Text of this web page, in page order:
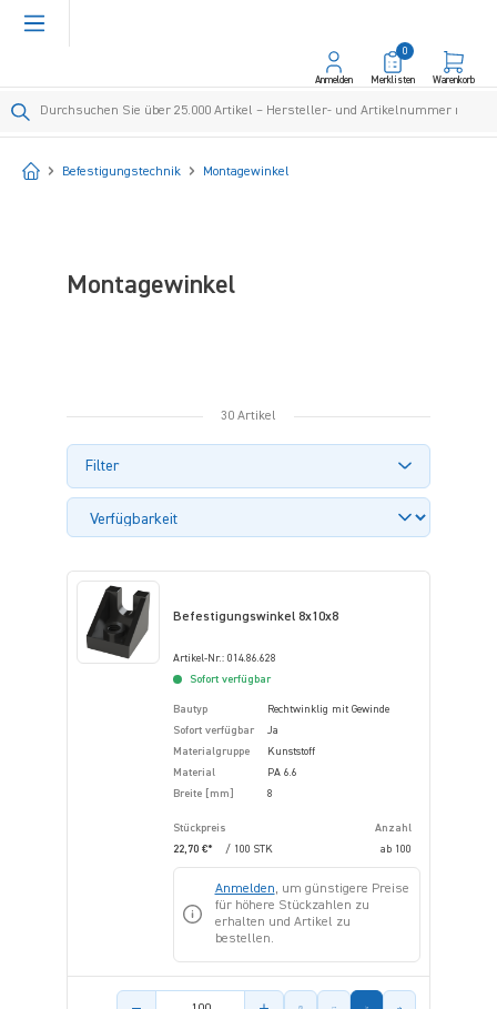
springen
Anmelden Merklisten
0
Warenkorb
Startseite
Befestigungstechnik Montagewinkel
Montagewinkel
30 Artikel
Filter
Befestigungswinkel 8x10x8
Artikel-Nr.: 014.86.628
Sofort verfügbar
Bautyp
Rechtwinklig mit Gewinde
Sofort verfügbar
Ja
Materialgruppe
Kunststoff
Material
PA 6.6
Breite [mm]
8
Stückpreis
Anzahl
22,70 €*
/ 100 STK ab 100
Anmelden, um günstigere Preise
für höhere Stückzahlen zu
erhalten und Artikel zu
bestellen.
Menge des Artikels